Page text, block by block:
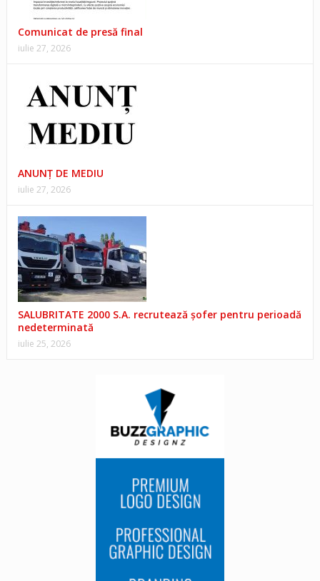
Comunicat de presă final
iulie 27, 2026
ANUNŢ DE MEDIU
iulie 27, 2026
SALUBRITATE 2000 S.A. recrutează șofer pentru perioadă
nedeterminată
iulie 25, 2026